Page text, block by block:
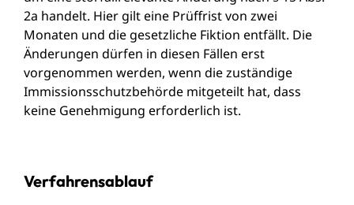
2a handelt. Hier gilt eine Prüffrist von zwei
Monaten und die gesetzliche Fiktion entfällt. Die
Änderungen dürfen in diesen Fällen erst
vorgenommen werden, wenn die zuständige
Immissionsschutzbehörde mitgeteilt hat, dass
keine Genehmigung erforderlich ist.
Verfahrensablauf